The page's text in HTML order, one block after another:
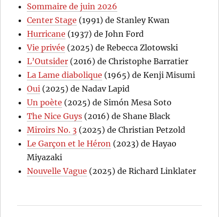
Sommaire de juin 2026
Center Stage (1991) de Stanley Kwan
Hurricane (1937) de John Ford
Vie privée (2025) de Rebecca Zlotowski
L’Outsider (2016) de Christophe Barratier
La Lame diabolique (1965) de Kenji Misumi
Oui (2025) de Nadav Lapid
Un poète (2025) de Simón Mesa Soto
The Nice Guys (2016) de Shane Black
Miroirs No. 3 (2025) de Christian Petzold
Le Garçon et le Héron (2023) de Hayao
Miyazaki
Nouvelle Vague (2025) de Richard Linklater